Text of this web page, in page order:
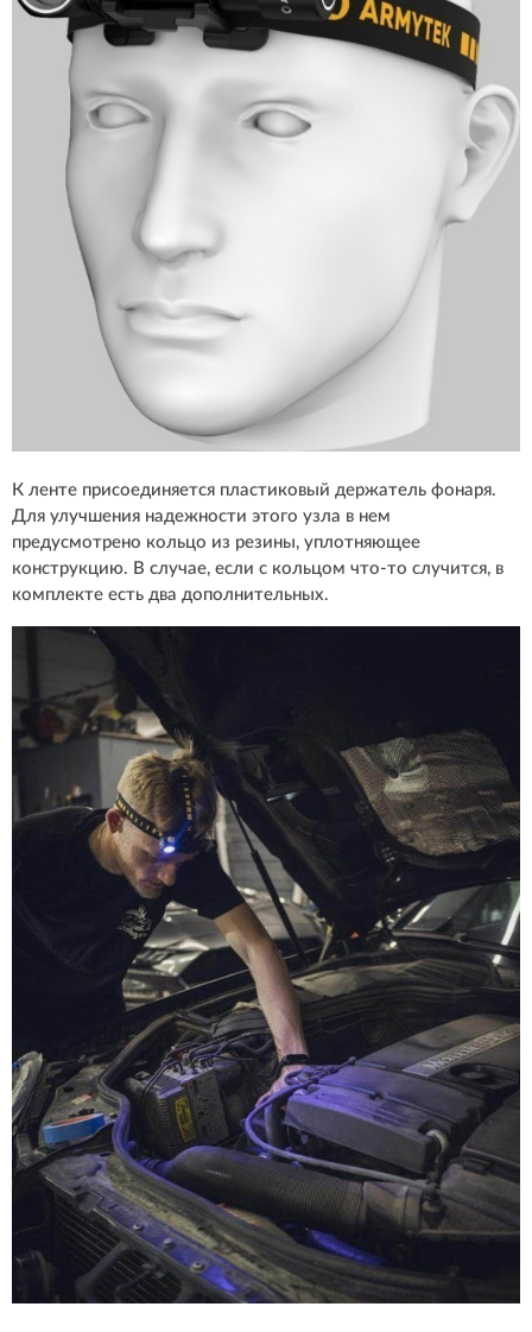
К ленте присоединяется пластиковый держатель фонаря.
Для улучшения надежности этого узла в нем
предусмотрено кольцо из резины, уплотняющее
конструкцию. В случае, если с кольцом что-то случится, в
комплекте есть два дополнительных.